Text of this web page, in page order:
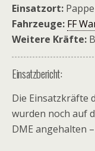
Einsatzort:
Fahrzeuge: FF
Weitere Kräfte:
Einsatzbericht:
Die Einsatzkräfte
wurden noch auf
DME angehalten